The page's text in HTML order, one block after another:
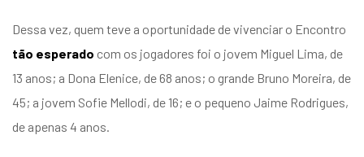
Dessa vez, quem teve a oportunidade de vivenciar o Encontro
tão esperado com os jogadores foi o jovem Miguel Lima, de
13 anos; a Dona Elenice, de 68 anos; o grande Bruno Moreira, de
45; a jovem Sofie Mellodi, de 16; e o pequeno Jaime Rodrigues,
de apenas 4 anos.